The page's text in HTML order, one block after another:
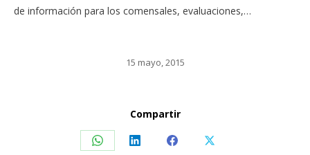
de información para los comensales, evaluaciones,…
15 mayo, 2015
Compartir
Share
Share
Share
Share